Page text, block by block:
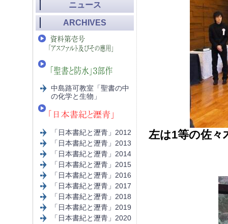
左は1等の佐々
ニュース
ARCHIVES
中島路可教室「聖書の中
の化学と生物」
「日本書紀と瀝青」2012
「日本書紀と瀝青」2013
「日本書紀と瀝青」2014
「日本書紀と瀝青」2015
「日本書紀と瀝青」2016
「日本書紀と瀝青」2017
「日本書紀と瀝青」2018
「日本書紀と瀝青」2019
「日本書紀と瀝青」2020